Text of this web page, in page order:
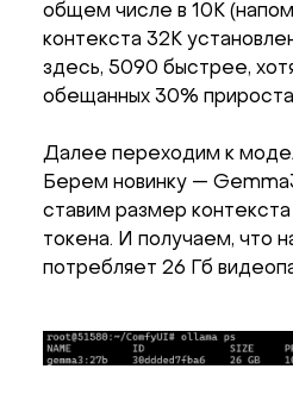
общем числе в 10K
контекста 32K
здесь, 5090 быстрее,
обещанных 30%
Далее переходим к
Берем новинку —
ставим размер контекста
токена. И получаем, что
потребляет 26 Гб